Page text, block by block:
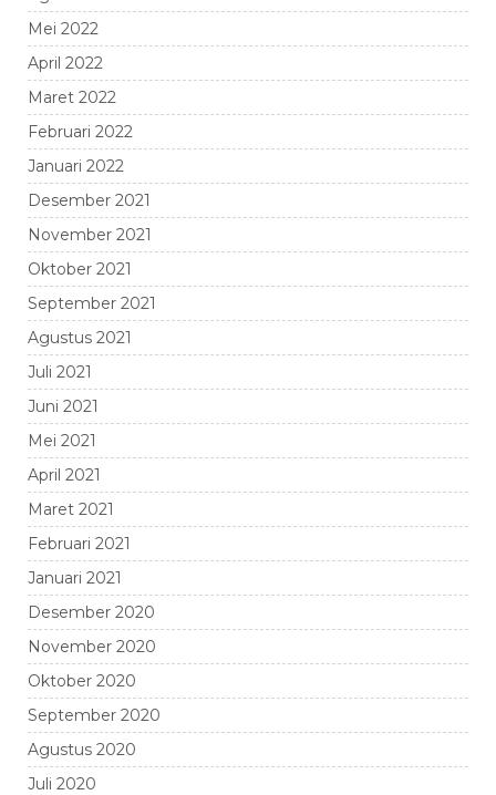
Mei 2022
April 2022
Maret 2022
Februari 2022
Januari 2022
Desember 2021
November 2021
Oktober 2021
September 2021
Agustus 2021
Juli 2021
Juni 2021
Mei 2021
April 2021
Maret 2021
Februari 2021
Januari 2021
Desember 2020
November 2020
Oktober 2020
September 2020
Agustus 2020
Juli 2020